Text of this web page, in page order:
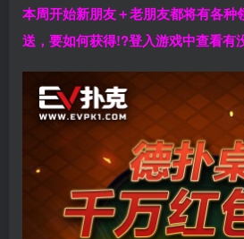
本周开始新朋友＋老朋友都将有各种
送，要如何获得!?登入游戏中查看有